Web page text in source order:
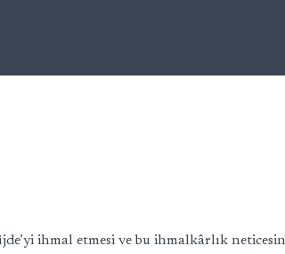
ihmal etmesi ve bu ihmalkârlık